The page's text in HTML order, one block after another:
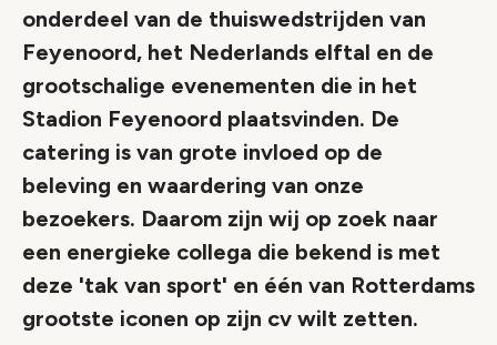
onderdeel van de thuiswedstrijden van
Feyenoord, het Nederlands elftal en de
grootschalige evenementen die in het
Stadion Feyenoord plaatsvinden. De
catering is van grote invloed op de
beleving en waardering van onze
bezoekers. Daarom zijn wij op zoek naar
een energieke collega die bekend is met
deze 'tak van sport' en één van Rotterdams
grootste iconen op zijn cv wilt zetten.